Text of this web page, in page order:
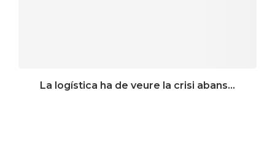
La logística ha de veure la crisi abans...